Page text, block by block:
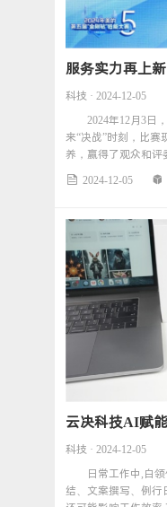
科技 · 2024-12-05
2024年12月3日，
来“决战”时刻，比
养，赢得了观众和评
**逐一揭晓
 2024-12-05 
科技 · 2024-12-05
日常工作中,白领
结、文案撰写、例